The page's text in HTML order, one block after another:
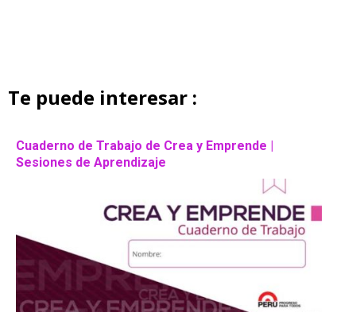
Te puede interesar :
Cuaderno de Trabajo de Crea y Emprende |
Sesiones de Aprendizaje